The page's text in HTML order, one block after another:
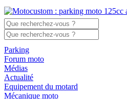
Parking
Forum moto
Médias
Actualité
Equipement du motard
Mécanique moto